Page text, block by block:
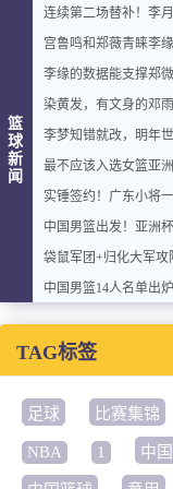
篮
球
新
闻
TAG标签
足球 比赛集锦
NBA 1 中